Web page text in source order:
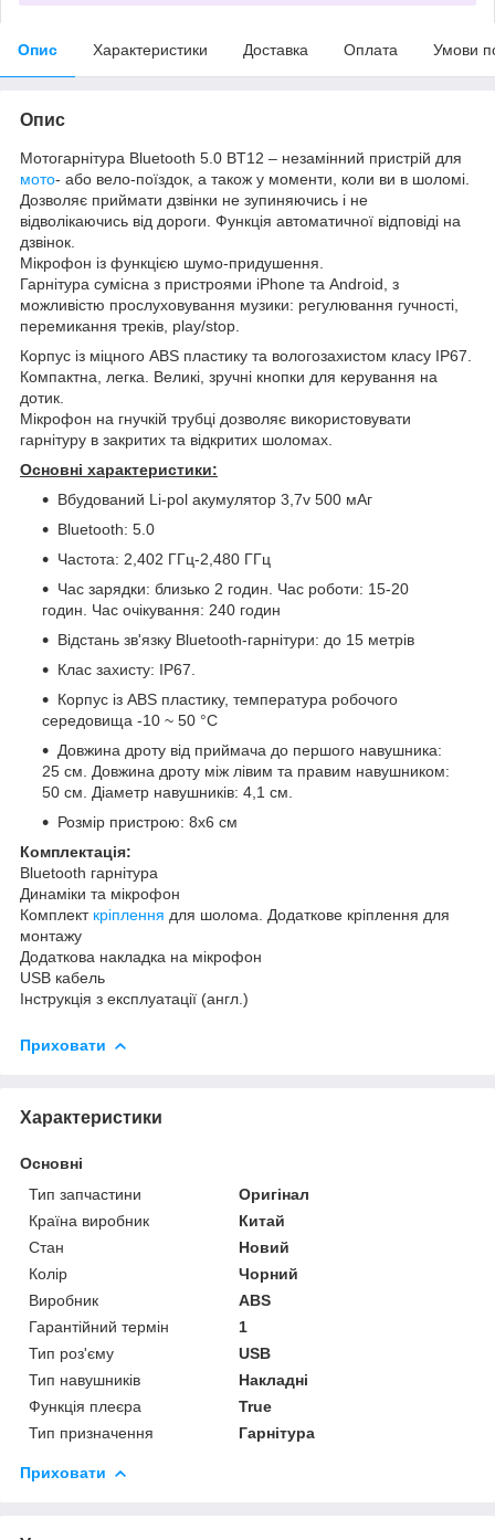
Опис Характеристики Доставка Оплата Умови
Опис
Мотогарнітура Bluetooth 5.0 BT12 – незамінний пристрій для
мото- або вело-поїздок, а також у моменти, коли ви в шоломі.
Дозволяє приймати дзвінки не зупиняючись і не
відволікаючись від дороги. Функція автоматичної відповіді на
дзвінок.
Мікрофон із функцією шумо-придушення.
Гарнітура сумісна з пристроями iPhone та Android, з
можливістю прослуховування музики: регулювання гучності,
перемикання треків, play/stop.
Корпус із міцного ABS пластику та вологозахистом класу IP67.
Компактна, легка. Великі, зручні кнопки для керування на
дотик.
Мікрофон на гнучкій трубці дозволяє використовувати
гарнітуру в закритих та відкритих шоломах.
Основні характеристики:
Вбудований Li-pol акумулятор 3,7v 500 мАг
Bluetooth: 5.0
Частота: 2,402 ГГц-2,480 ГГц
Час зарядки: близько 2 годин. Час роботи: 15-20
годин. Час очікування: 240 годин
Відстань зв'язку Bluetooth-гарнітури: до 15 метрів
Клас захисту: IP67.
Корпус із ABS пластику, температура робочого
середовища -10 ~ 50 °C
Довжина дроту від приймача до першого навушника:
25 см. Довжина дроту між лівим та правим навушником:
50 см. Діаметр навушників: 4,1 см.
Розмір пристрою: 8х6 см
Комплектація:
Bluetooth гарнітура
Динаміки та мікрофон
Комплект кріплення для шолома. Додаткове кріплення для
монтажу
Додаткова накладка на мікрофон
USB кабель
Інструкція з експлуатації (англ.)
Приховати
Характеристики
Основні
Тип запчастини
Оригінал
Країна виробник
Китай
Стан
Новий
Колір
Чорний
Виробник
ABS
Гарантійний термін
1
Тип роз'єму
USB
Тип навушників
Накладні
Функція плеєра
True
Тип призначення
Гарнітура
Приховати